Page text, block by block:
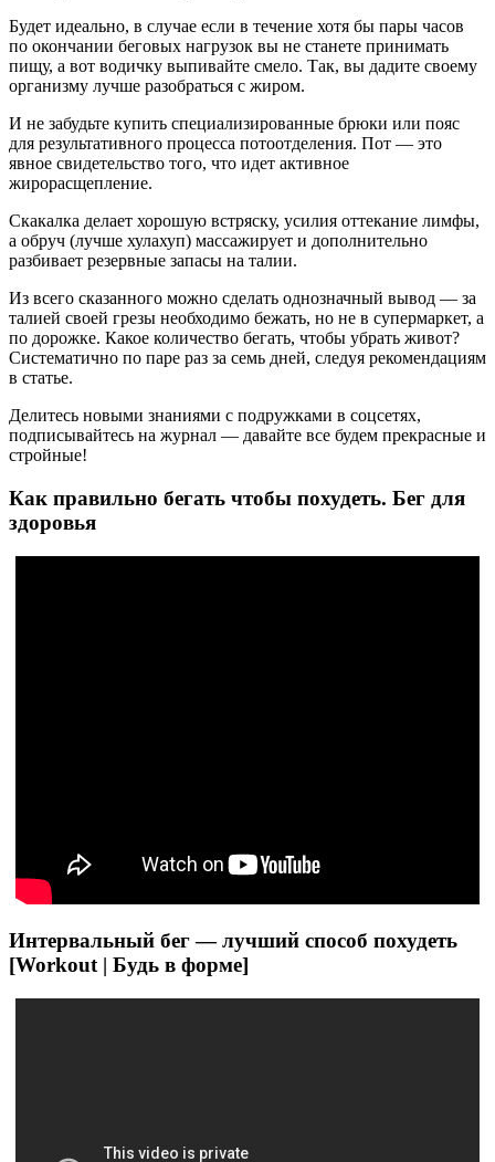
Будет идеально, в случае если в течение хотя бы пары часов
по окончании беговых нагрузок вы не станете принимать
пищу, а вот водичку выпивайте смело. Так, вы дадите своему
организму лучше разобраться с жиром.
И не забудьте купить специализированные брюки или пояс
для результативного процесса потоотделения. Пот — это
явное свидетельство того, что идет активное
жирорасщепление.
Скакалка делает хорошую встряску, усилия оттекание лимфы,
а обруч (лучше хулахуп) массажирует и дополнительно
разбивает резервные запасы на талии.
Из всего сказанного можно сделать однозначный вывод — за
талией своей грезы необходимо бежать, но не в супермаркет, а
по дорожке. Какое количество бегать, чтобы убрать живот?
Систематично по паре раз за семь дней, следуя рекомендациям
в статье.
Делитесь новыми знаниями с подружками в соцсетях,
подписывайтесь на журнал — давайте все будем прекрасные и
стройные!
Как правильно бегать чтобы похудеть. Бег для
здоровья
Интервальный бег — лучший способ похудеть
[Workout | Будь в форме]